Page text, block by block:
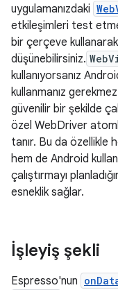
uygulamanızdaki
etkileşimleri test
bir çerçeve
düşünebilirsiniz.
kullanıyorsanız
kullanmanız
güvenilir bir şekilde
özel WebDriver
tanır. Bu da özellikle
hem de Android
çalıştırmayı
esneklik sağlar.
İşleyiş şekli
Espresso'nun